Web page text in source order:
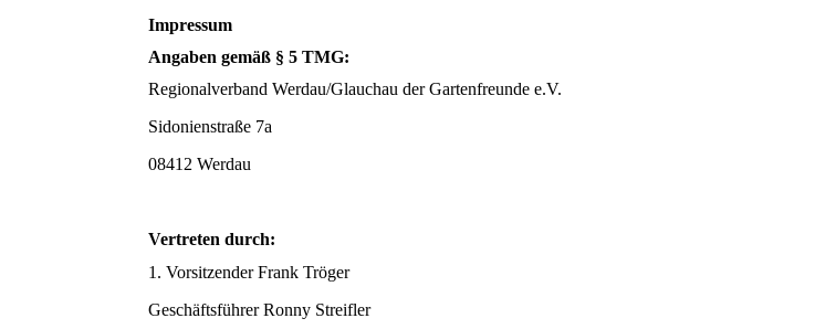
Impressum
Angaben gemäß § 5 TMG:
Regionalverband Werdau/Glauchau der Gartenfreunde e.V.
Sidonienstraße 7a
08412 Werdau
Vertreten durch:
1. Vorsitzender Frank Tröger
Geschäftsführer Ronny Streifler